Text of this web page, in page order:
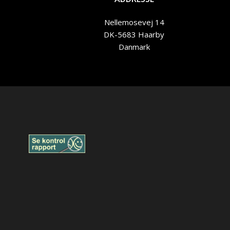
Nellemosevej 14
DK-5683 Haarby
Danmark